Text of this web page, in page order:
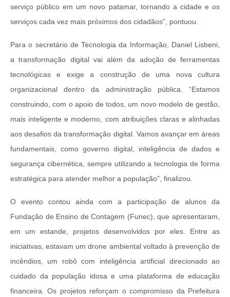
serviço público em um novo patamar, tornando a cidade e os
serviços cada vez mais próximos dos cidadãos”, pontuou.
Para o secretário de Tecnologia da Informação, Daniel Lisbeni,
a transformação digital vai além da adoção de ferramentas
tecnológicas e exige a construção de uma nova cultura
organizacional dentro da administração pública. “Estamos
construindo, com o apoio de todos, um novo modelo de gestão,
mais inteligente e moderno, com atribuições claras e alinhadas
aos desafios da transformação digital. Vamos avançar em áreas
fundamentais, como governo digital, inteligência de dados e
segurança cibernética, sempre utilizando a tecnologia de forma
estratégica para atender melhor a população”, finalizou.
O evento contou ainda com a participação de alunos da
Fundação de Ensino de Contagem (Funec), que apresentaram,
em um estande, projetos desenvolvidos por eles. Entre as
iniciativas, estavam um drone ambiental voltado à prevenção de
incêndios, um robô com inteligência artificial direcionado ao
cuidado da população idosa e uma plataforma de educação
financeira. Os projetos reforçam o compromisso da Prefeitura